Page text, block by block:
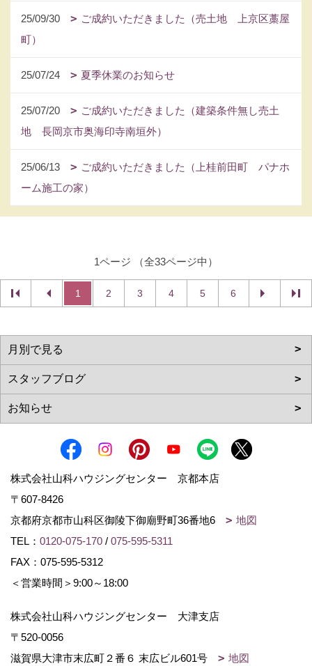
25/09/30
ご成約いただきました（売土地 上京区藁屋
町）
25/07/24 夏季休業のお知らせ
25/07/20
ご成約いただきました（建築条件無し売土
地 長岡京市奥海印寺南垣外）
25/06/13
ご成約いただきました（上桂前田町 パナホ
ーム施工の家）
1ページ （全33ページ中）
1 2 3 4 5 6
株式会社山科ハウジングセンター 京都本店
〒607-8426
京都府京都市山科区御陵下御廟野町36番地6
地図
TEL： 0120-075-170 / 075-595-5311
FAX：075-595-5312
＜営業時間＞9:00～18:00
株式会社山科ハウジングセンター 大津支店
〒520-0056
滋賀県大津市末広町２番６ 末広ビル601号
地図